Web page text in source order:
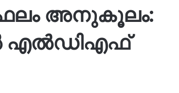
അനുകൂലം:
എല്‍ഡിഎഫ്